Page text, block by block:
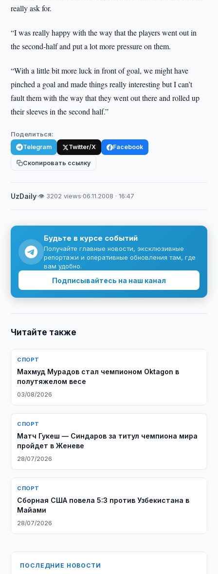
really ask for.
“I was really happy with the way that the players went out in
the second-half and put a lot more pressure on them.
“With a little bit more luck in front of goal, we might have
pinched a goal and made things really interesting but I can’t
fault them with the way that they went out there and rolled up
their sleeves in the second half.”
Поделиться:
Telegram Twitter/X Facebook
Скопировать ссылку
UzDaily·👁 3202 views·06.11.2008 · 16:47
Будьте в курсе событий
Получайте главные новости, эксклюзивные
репортажи и оперативные обновления там, где
вам удобно.
Подписывайтесь на наш канал
Читайте также
СПОРТ
Махмуд Мурадов стал чемпионом Oktagon в
полутяжелом весе
03/08/2026
СПОРТ
Матч Гукеш — Синдаров за титул чемпиона мира
пройдет в Женеве
28/07/2026
СПОРТ
Сборная США повела 5:3 против Узбекистана в
Майами
28/07/2026
ПОСЛЕДНИЕ НОВОСТИ